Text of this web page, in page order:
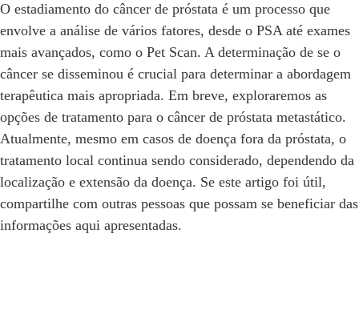
O estadiamento do câncer de próstata é um processo que
envolve a análise de vários fatores, desde o PSA até exames
mais avançados, como o Pet Scan. A determinação de se o
câncer se disseminou é crucial para determinar a abordagem
terapêutica mais apropriada. Em breve, exploraremos as
opções de tratamento para o câncer de próstata metastático.
Atualmente, mesmo em casos de doença fora da próstata, o
tratamento local continua sendo considerado, dependendo da
localização e extensão da doença. Se este artigo foi útil,
compartilhe com outras pessoas que possam se beneficiar das
informações aqui apresentadas.